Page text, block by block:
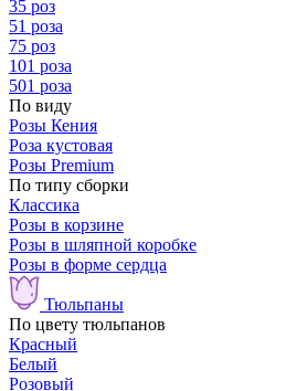
35 роз
51 роза
75 роз
101 роза
501 роза
По виду
Розы Кения
Роза кустовая
Розы Premium
По типу сборки
Классика
Розы в корзине
Розы в шляпной коробке
Розы в форме сердца
Тюльпаны
По цвету тюльпанов
Красный
Белый
Розовый